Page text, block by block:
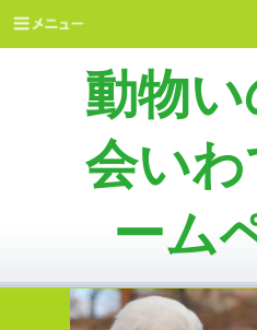
動物
会い
ーム